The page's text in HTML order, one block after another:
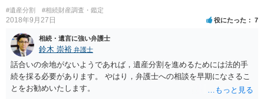
#遺産分割 #相続財産調査・鑑定
2018年9月27日 役にたった 7
相続・遺言に強い弁護士
鈴木 崇裕 弁護士
話合いの余地がないようであれば，遺産分割を進めるためには法的手
続を採る必要があります。 やはり，弁護士への相談を早期になさるこ
とをお勧めいたします。